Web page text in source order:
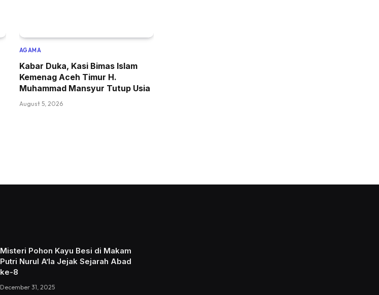
AGAMA
Kabar Duka, Kasi Bimas Islam
Kemenag Aceh Timur H.
Muhammad Mansyur Tutup Usia
August 5, 2026
Misteri Pohon Kayu Besi di Makam
Putri Nurul A’la Jejak Sejarah Abad
ke-8
December 31, 2025